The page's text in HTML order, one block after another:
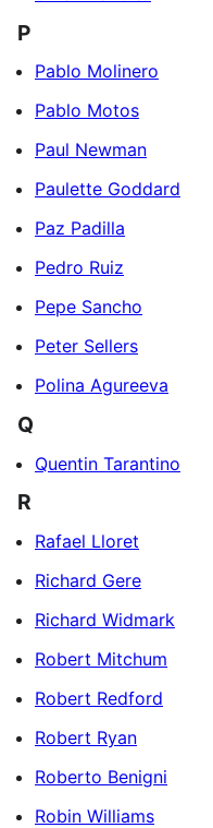
P
Pablo Molinero
Pablo Motos
Paul Newman
Paulette Goddard
Paz Padilla
Pedro Ruiz
Pepe Sancho
Peter Sellers
Polina Agureeva
Q
Quentin Tarantino
R
Rafael Lloret
Richard Gere
Richard Widmark
Robert Mitchum
Robert Redford
Robert Ryan
Roberto Benigni
Robin Williams